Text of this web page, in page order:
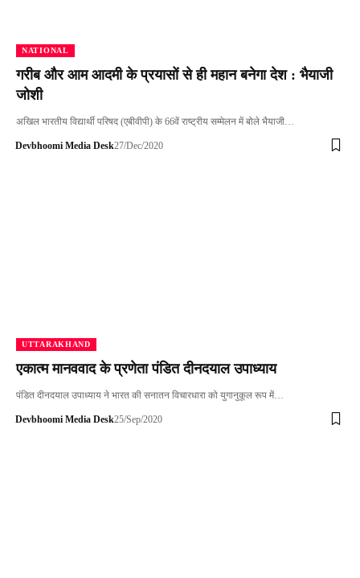
NATIONAL
गरीब और आम आदमी के प्रयासों से ही महान बनेगा देश : भैयाजी
जोशी
अखिल भारतीय विद्यार्थी परिषद (एबीवीपी) के 66वें राष्ट्रीय सम्मेलन में बोले भैयाजी…
Devbhoomi Media Desk27/Dec/2020
UTTARAKHAND
एकात्म मानववाद के प्रणेता पंडित दीनदयाल उपाध्याय
पंडित दीनदयाल उपाध्याय ने भारत की सनातन विचारधारा को युगानुकूल रूप में…
Devbhoomi Media Desk25/Sep/2020